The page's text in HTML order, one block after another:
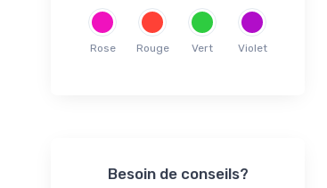
144cm
145
152
Rose Rouge Vert Violet
Besoin de conseils?